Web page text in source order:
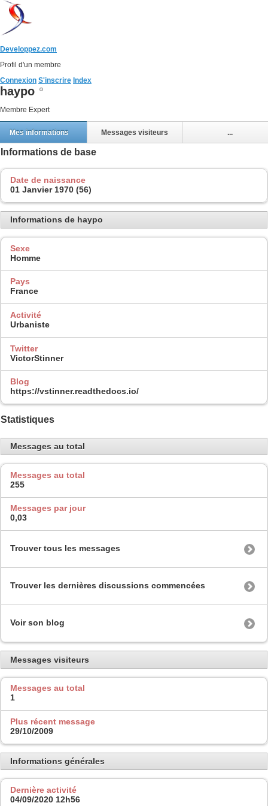
Developpez.com
Profil d'un membre
Connexion S'inscrire Index
haypo
Membre Expert
Mes informations Messages visiteurs ...
Informations de base
Date de naissance
01 Janvier 1970 (56)
Informations de haypo
Sexe
Homme
Pays
France
Activité
Urbaniste
Twitter
VictorStinner
Blog
https://vstinner.readthedocs.io/
Statistiques
Messages au total
Messages au total
255
Messages par jour
0,03
Trouver tous les messages
Trouver les dernières discussions commencées
Voir son blog
Messages visiteurs
Messages au total
1
Plus récent message
29/10/2009
Informations générales
Dernière activité
04/09/2020 12h56